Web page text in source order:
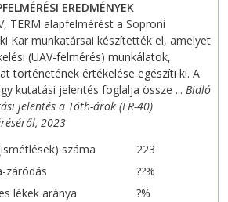
EREDMÉNYEK
TERM alapfelmérést a Soproni
Kar munkatársai készítették el, amelyet
(UAV-felmérés) munkálatok,
történetének értékelése egészíti ki. A
kutatási jelentés foglalja össze ... Bidló
jelentés a Tóth-árok (ER-40)
2023
száma
223
záródás
??%
lékek aránya
?%